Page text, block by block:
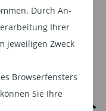
Durch An-
Ihrer
jeweiligen Zweck
Browserfensters
Sie Ihre
der
geht